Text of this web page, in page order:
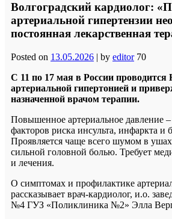
Волгоградский кардиолог:
артериальной гипертензии
постоянная лекарственная
Posted on 13.05.2026 | by editor 70
С 11 по 17 мая в России проводится
артериальной гипертонией и
назначенной врачом терапии.
Повышенное артериальное давление
факторов риска инсульта, инфаркта и
Проявляется чаще всего шумом в
сильной головной болью. Требует
и лечения.
О симптомах и профилактике
рассказывает врач-кардиолог, и.о.
№4 ГУЗ «Поликлиника №2» Элла